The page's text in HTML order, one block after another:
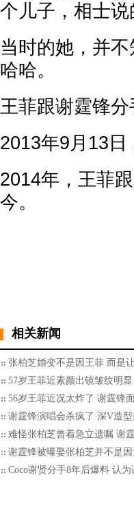
个儿子，相士
当时的她，并
哈哈。
王菲跟谢霆锋
2013年9月13
2014年，王菲
今。
相关新闻
张柏芝婚变不是因王菲 而是
57岁王菲近素颜出镜皱纹明
56岁王菲近况太炸了 谢霆锋
谢霆锋演唱会杀疯了 深V造
难怪张柏芝曾着急立遗嘱 谢
谢霆锋被曝娶张柏芝并不是
Coco谢贤分手8年后爆料 认